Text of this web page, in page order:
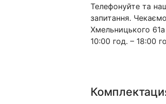
Телефонуйте та
запитання.
Хмельницького
10:00 год. – 18:00